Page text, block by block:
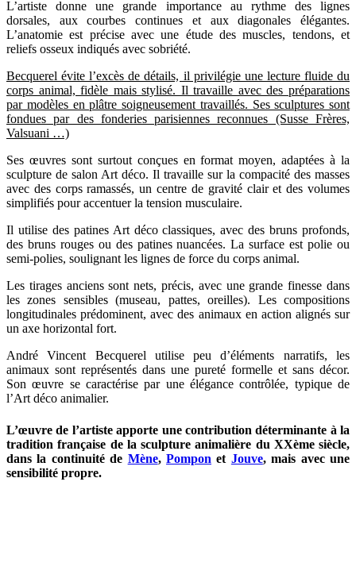
L’artiste donne une grande importance au rythme des lignes
dorsales, aux courbes continues et aux diagonales élégantes.
L’anatomie est précise avec une étude des muscles, tendons, et
reliefs osseux indiqués avec sobriété.
Becquerel évite l’excès de détails, il privilégie une lecture fluide du
corps animal, fidèle mais stylisé. Il travaille avec des préparations
par modèles en plâtre soigneusement travaillés. Ses sculptures sont
fondues par des fonderies parisiennes reconnues (Susse Frères,
Valsuani …)
Ses œuvres sont surtout conçues en format moyen, adaptées à la
sculpture de salon Art déco. Il travaille sur la compacité des masses
avec des corps ramassés, un centre de gravité clair et des volumes
simplifiés pour accentuer la tension musculaire.
Il utilise des patines Art déco classiques, avec des bruns profonds,
des bruns rouges ou des patines nuancées. La surface est polie ou
semi-polies, soulignant les lignes de force du corps animal.
Les tirages anciens sont nets, précis, avec une grande finesse dans
les zones sensibles (museau, pattes, oreilles). Les compositions
longitudinales prédominent, avec des animaux en action alignés sur
un axe horizontal fort.
André Vincent Becquerel utilise peu d’éléments narratifs, les
animaux sont représentés dans une pureté formelle et sans décor.
Son œuvre se caractérise par une élégance contrôlée, typique de
l’Art déco animalier.
L’œuvre de l’artiste apporte une contribution déterminante à la
tradition française de la sculpture animalière du XXème siècle,
dans la continuité de Mène,Pompon et Jouve, mais avec une
sensibilité propre.